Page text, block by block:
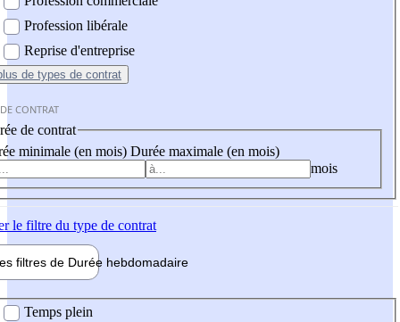
Profession libérale
Reprise d'entreprise
de types de contrat
CONTRAT
de contrat
minimale (en mois) Durée maximale (en mois)
mois
le filtre du type de contrat
filtres de Durée hebdomadaire
Temps plein